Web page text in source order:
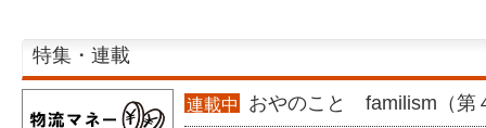
特集・連載
連載中 おやのこと familism（第